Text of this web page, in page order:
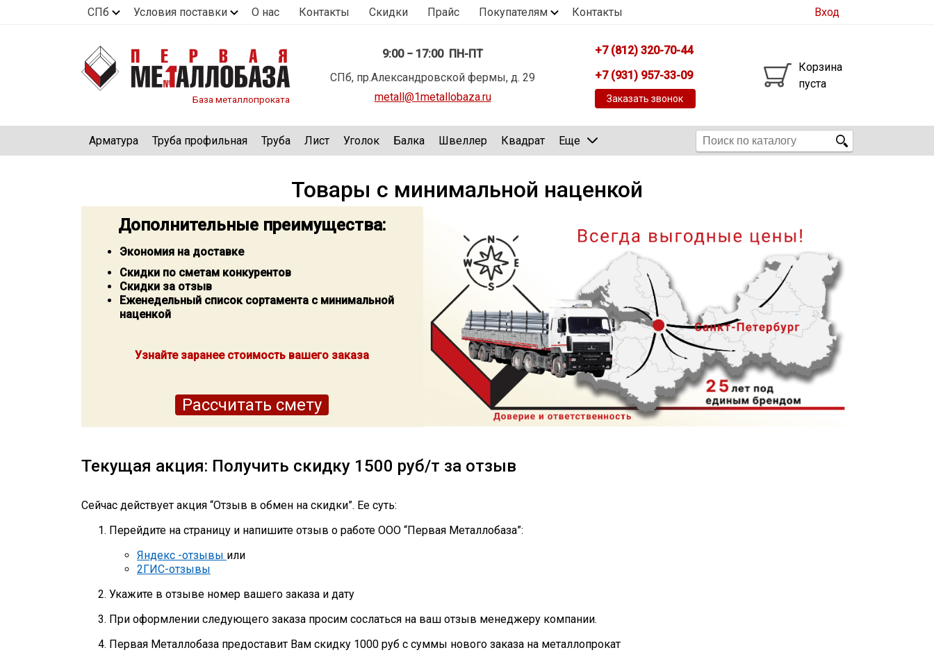
СПб Условия поставки О нас Контакты Скидки Прайс Покупателям Контакты Вход
База металлопроката
9:00 − 17:00 ПН-ПТ
СПб, пр.Александровской фермы, д. 29
metall@1metallobaza.ru
+7 (812) 320-70-44
+7 (931) 957-33-09
Заказать звонок
Корзина
пуста
Арматура Труба профильная Труба Лист Уголок Балка Швеллер Квадрат Еще
Товары с минимальной наценкой
Дополнительные преимущества:
Экономия на доставке
Скидки по сметам конкурентов
Скидки за отзыв
Еженедельный список сортамента с минимальной
наценкой
Узнайте заранее стоимость вашего заказа
Рассчитать смету
Текущая акция: Получить скидку 1500 руб/т за отзыв
Сейчас действует акция “Отзыв в обмен на скидки”. Ее суть:
Перейдите на страницу и напишите отзыв о работе ООО “Первая Металлобаза”:
Яндекс -отзывы или
2ГИС-отзывы
Укажите в отзыве номер вашего заказа и дату
При оформлении следующего заказа просим сослаться на ваш отзыв менеджеру компании.
Первая Металлобаза предоставит Вам скидку 1000 руб с суммы нового заказа на металлопрокат